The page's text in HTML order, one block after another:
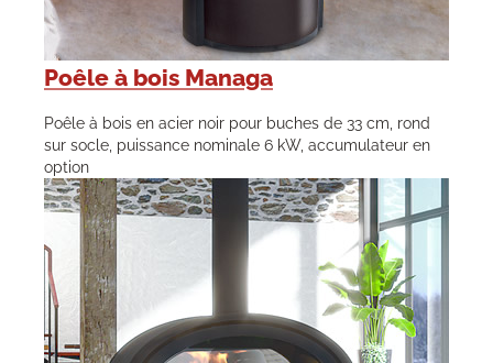
Poêle à bois Managa
Poêle à bois en acier noir pour buches de 33 cm, rond
sur socle, puissance nominale 6 kW, accumulateur en
option